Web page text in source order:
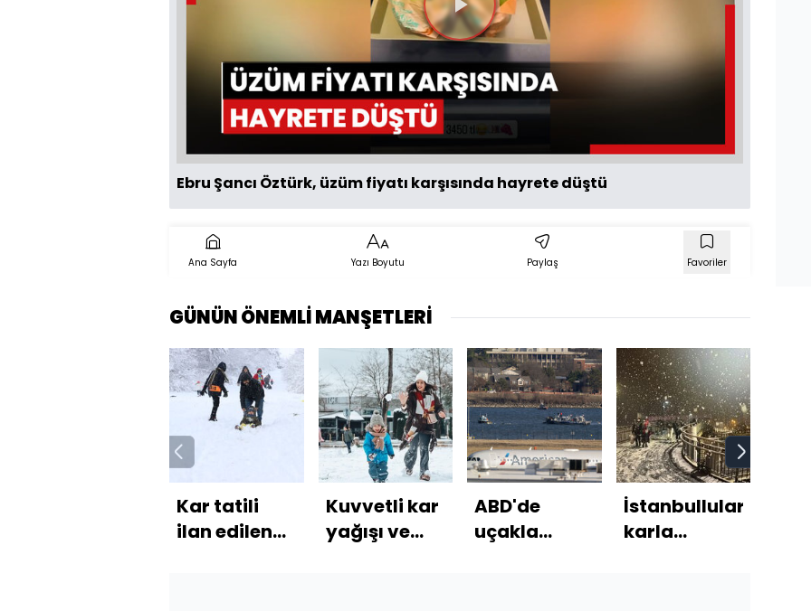
Videoyu
Oynat
Ebru Şancı Öztürk, üzüm fiyatı karşısında hayrete düştü
Ana Sayfa Yazı Boyutu Paylaş Favoriler
GÜNÜN ÖNEMLİ MANŞETLERİ
Kar tatili
ilan edilen
Kuvvetli kar
yağışı ve
ABD'de
uçakla
İstanbulluların
karla